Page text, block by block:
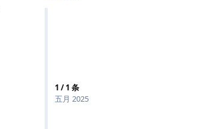
1 /1 条
五月 2025